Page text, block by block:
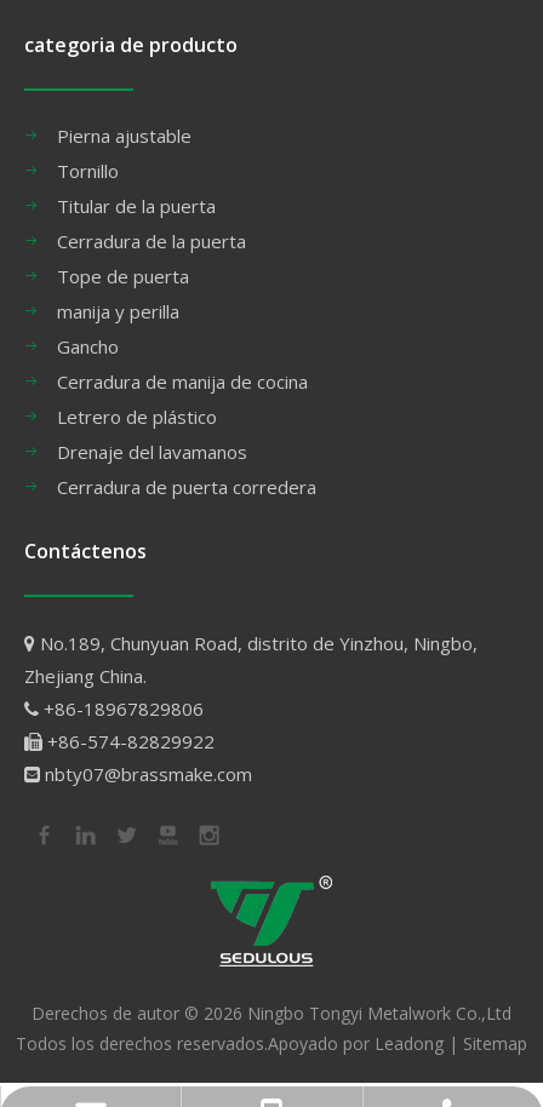
categoria de producto
Pierna ajustable
Tornillo
Titular de la puerta
Cerradura de la puerta
Tope de puerta
manija y perilla
Gancho
Cerradura de manija de cocina
Letrero de plástico
Drenaje del lavamanos
Cerradura de puerta corredera
Contáctenos
 No.189, Chunyuan Road, distrito de Yinzhou, Ningbo,
Zhejiang China.
 +86-18967829806
 +86-574-82829922
 nbty07@brassmake.com
Derechos de autor © 2026 Ningbo Tongyi Metalwork Co.,Ltd
Todos los derechos reservados.Apoyado por Leadong | Sitemap